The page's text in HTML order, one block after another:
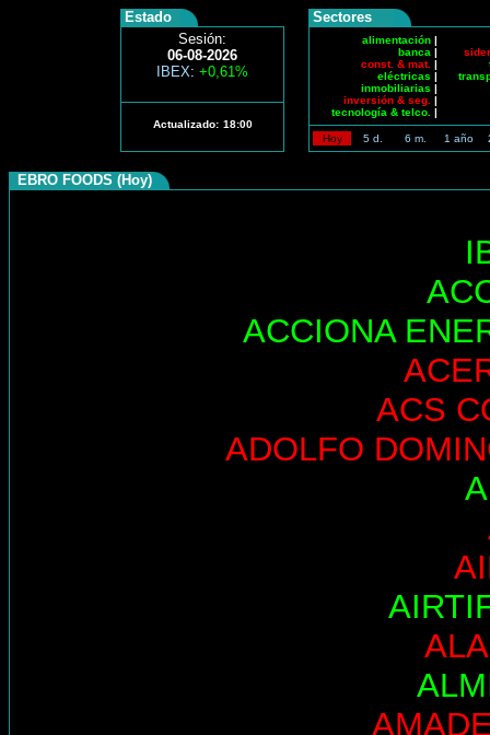
Estado
Sesión:
06-08-2026
IBEX: +0,61%
Actualizado: 18:00
Sectores
alimentación |
banca |
const. & mat. |
eléctricas |
inmobiliarias |
inversión & seg. |
tecnología & telco. |
Hoy 5 d. 6 m. 1 año
EBRO FOODS (Hoy)
ACCIONA
ACS
ADOLFO